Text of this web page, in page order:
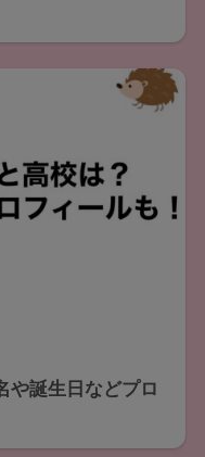
や誕生日などプロ